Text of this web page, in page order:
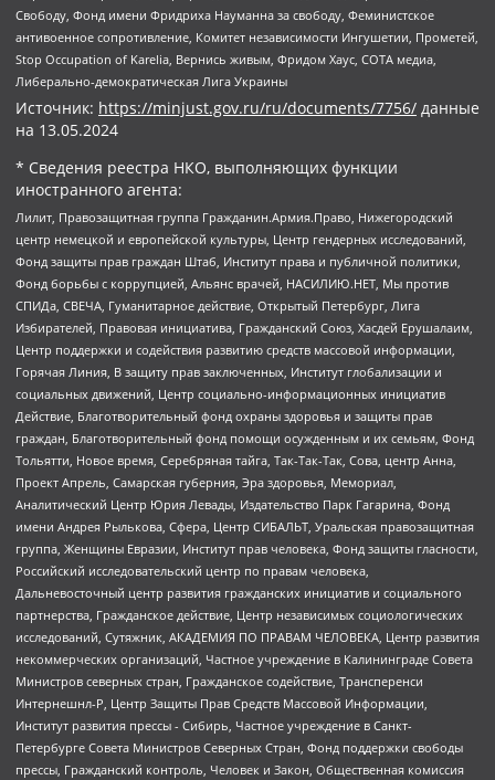
Свободу, Фонд имени Фридриха Науманна за свободу, Феминистское
антивоенное сопротивление, Комитет независимости Ингушетии, Прометей,
Stop Occupation of Karelia, Вернись живым, Фридом Хаус, СОТА медиа,
Либерально-демократическая Лига Украины
Источник: https://minjust.gov.ru/ru/documents/7756/ данные
на 13.05.2024
* Сведения реестра НКО, выполняющих функции
иностранного агента:
Лилит, Правозащитная группа Гражданин.Армия.Право, Нижегородский
центр немецкой и европейской культуры, Центр гендерных исследований,
Фонд защиты прав граждан Штаб, Институт права и публичной политики,
Фонд борьбы с коррупцией, Альянс врачей, НАСИЛИЮ.НЕТ, Мы против
СПИДа, СВЕЧА, Гуманитарное действие, Открытый Петербург, Лига
Избирателей, Правовая инициатива, Гражданский Союз, Хасдей Ерушалаим,
Центр поддержки и содействия развитию средств массовой информации,
Горячая Линия, В защиту прав заключенных, Институт глобализации и
социальных движений, Центр социально-информационных инициатив
Действие, Благотворительный фонд охраны здоровья и защиты прав
граждан, Благотворительный фонд помощи осужденным и их семьям, Фонд
Тольятти, Новое время, Серебряная тайга, Так-Так-Так, Сова, центр Анна,
Проект Апрель, Самарская губерния, Эра здоровья, Мемориал,
Аналитический Центр Юрия Левады, Издательство Парк Гагарина, Фонд
имени Андрея Рылькова, Сфера, Центр СИБАЛЬТ, Уральская правозащитная
группа, Женщины Евразии, Институт прав человека, Фонд защиты гласности,
Российский исследовательский центр по правам человека,
Дальневосточный центр развития гражданских инициатив и социального
партнерства, Гражданское действие, Центр независимых социологических
исследований, Сутяжник, АКАДЕМИЯ ПО ПРАВАМ ЧЕЛОВЕКА, Центр развития
некоммерческих организаций, Частное учреждение в Калининграде Совета
Министров северных стран, Гражданское содействие, Трансперенси
Интернешнл-Р, Центр Защиты Прав Средств Массовой Информации,
Институт развития прессы - Сибирь, Частное учреждение в Санкт-
Петербурге Совета Министров Северных Стран, Фонд поддержки свободы
прессы, Гражданский контроль, Человек и Закон, Общественная комиссия